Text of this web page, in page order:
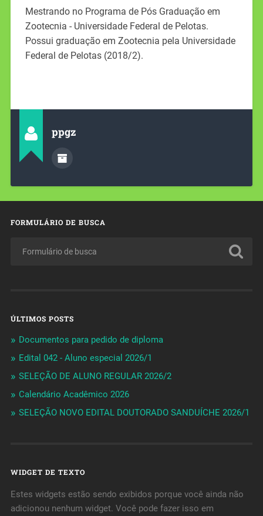
Mestrando no Programa de Pós Graduação em
Zootecnia - Universidade Federal de Pelotas.
Possui graduação em Zootecnia pela Universidade
Federal de Pelotas (2018/2).
ppgz
FORMULÁRIO DE BUSCA
ÚLTIMOS POSTS
Documentos para pedido de diploma
Edital 042 - Aluno especial 2026/1
SELEÇÃO DE ALUNO REGULAR 2026/2
Calendário Acadêmico 2026
SELEÇÃO NOVO EDITAL DOUTORADO SANDUÍCHE 2026/1
WIDGET DE TEXTO
Estes widgets estão sendo exibidos porque você ainda não
adicionou nenhum widget. Você pode fazer isso em